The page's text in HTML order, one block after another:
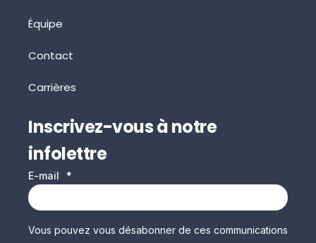
Équipe
Contact
Carrières
Inscrivez-vous à notre
infolettre
E-mail *
Vous pouvez vous désabonner de ces communications